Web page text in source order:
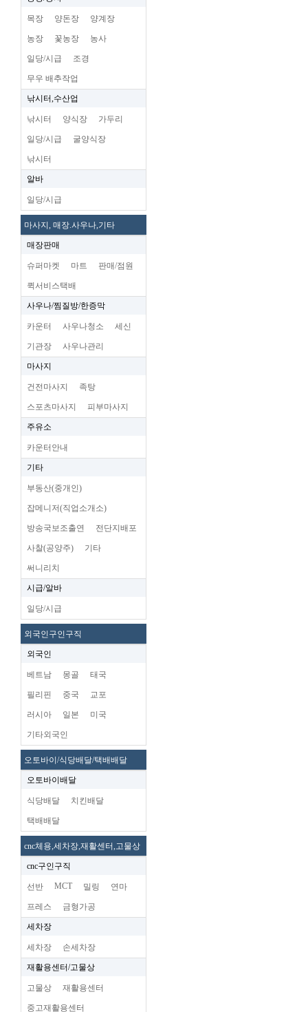
목장 양돈장 양계장
농장 꽃농장 농사
일당/시급 조경
무우 배추작업
낚시터,수산업
낚시터 양식장 가두리
일당/시급 굴양식장
낚시터
알바
일당/시급
마사지, 매장.사우나,기타
매장판매
슈퍼마켓 마트 판매/점원
퀵서비스택배
사우나/찜질방/한증막
카운터 사우나청소 세신
기관장 사우나관리
마사지
건전마사지 족탕
스포츠마사지 피부마사지
주유소
카운터안내
기타
부동산(중개인)
잡메니저(직업소개소)
방송국보조출연 전단지배포
사찰(공양주) 기타
써니리치
시급/알바
일당/시급
외국인구인구직
외국인
베트남 몽골 태국
필리핀 중국 교포
러시아 일본 미국
기타외국인
오토바이/식당배달/택배배달
오토바이배달
식당배달 치킨배달
택배배달
cnc체용,세차장,재활센터,고물상
cnc구인구직
선반 MCT 밀링 연마
프레스 금형가공
세차장
세차장 손세차장
재활용센터/고물상
고물상 재활용센터
중고재활용센터